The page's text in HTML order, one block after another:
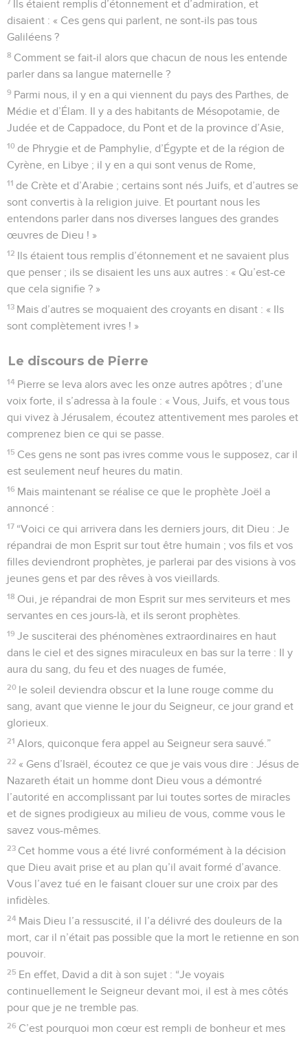
Ils étaient remplis d’étonnement et d’admiration, et
disaient : « Ces gens qui parlent, ne sont-ils pas tous
Galiléens ?
8 Comment se fait-il alors que chacun de nous les entende
parler dans sa langue maternelle ?
9 Parmi nous, il y en a qui viennent du pays des Parthes, de
Médie et d’Élam. Il y a des habitants de Mésopotamie, de
Judée et de Cappadoce, du Pont et de la province d’Asie,
10 de Phrygie et de Pamphylie, d’Égypte et de la région de
Cyrène, en Libye ; il y en a qui sont venus de Rome,
11 de Crète et d’Arabie ; certains sont nés Juifs, et d’autres se
sont convertis à la religion juive. Et pourtant nous les
entendons parler dans nos diverses langues des grandes
œuvres de Dieu ! »
12 Ils étaient tous remplis d’étonnement et ne savaient plus
que penser ; ils se disaient les uns aux autres : « Qu’est-ce
que cela signifie ? »
13 Mais d’autres se moquaient des croyants en disant : « Ils
sont complètement ivres ! »
Le discours de Pierre
14 Pierre se leva alors avec les onze autres apôtres ; d’une
voix forte, il s’adressa à la foule : « Vous, Juifs, et vous tous
qui vivez à Jérusalem, écoutez attentivement mes paroles et
comprenez bien ce qui se passe.
15 Ces gens ne sont pas ivres comme vous le supposez, car il
est seulement neuf heures du matin.
16 Mais maintenant se réalise ce que le prophète Joël a
annoncé :
17 “Voici ce qui arrivera dans les derniers jours, dit Dieu : Je
répandrai de mon Esprit sur tout être humain ; vos fils et vos
filles deviendront prophètes, je parlerai par des visions à vos
jeunes gens et par des rêves à vos vieillards.
18 Oui, je répandrai de mon Esprit sur mes serviteurs et mes
servantes en ces jours-là, et ils seront prophètes.
19 Je susciterai des phénomènes extraordinaires en haut
dans le ciel et des signes miraculeux en bas sur la terre : Il y
aura du sang, du feu et des nuages de fumée,
20 le soleil deviendra obscur et la lune rouge comme du
sang, avant que vienne le jour du Seigneur, ce jour grand et
glorieux.
21 Alors, quiconque fera appel au Seigneur sera sauvé.”
22 « Gens d’Israël, écoutez ce que je vais vous dire : Jésus de
Nazareth était un homme dont Dieu vous a démontré
l’autorité en accomplissant par lui toutes sortes de miracles
et de signes prodigieux au milieu de vous, comme vous le
savez vous-mêmes.
23 Cet homme vous a été livré conformément à la décision
que Dieu avait prise et au plan qu’il avait formé d’avance.
Vous l’avez tué en le faisant clouer sur une croix par des
infidèles.
24 Mais Dieu l’a ressuscité, il l’a délivré des douleurs de la
mort, car il n’était pas possible que la mort le retienne en son
pouvoir.
25 En effet, David a dit à son sujet : “Je voyais
continuellement le Seigneur devant moi, il est à mes côtés
pour que je ne tremble pas.
26 C’est pourquoi mon cœur est rempli de bonheur et mes